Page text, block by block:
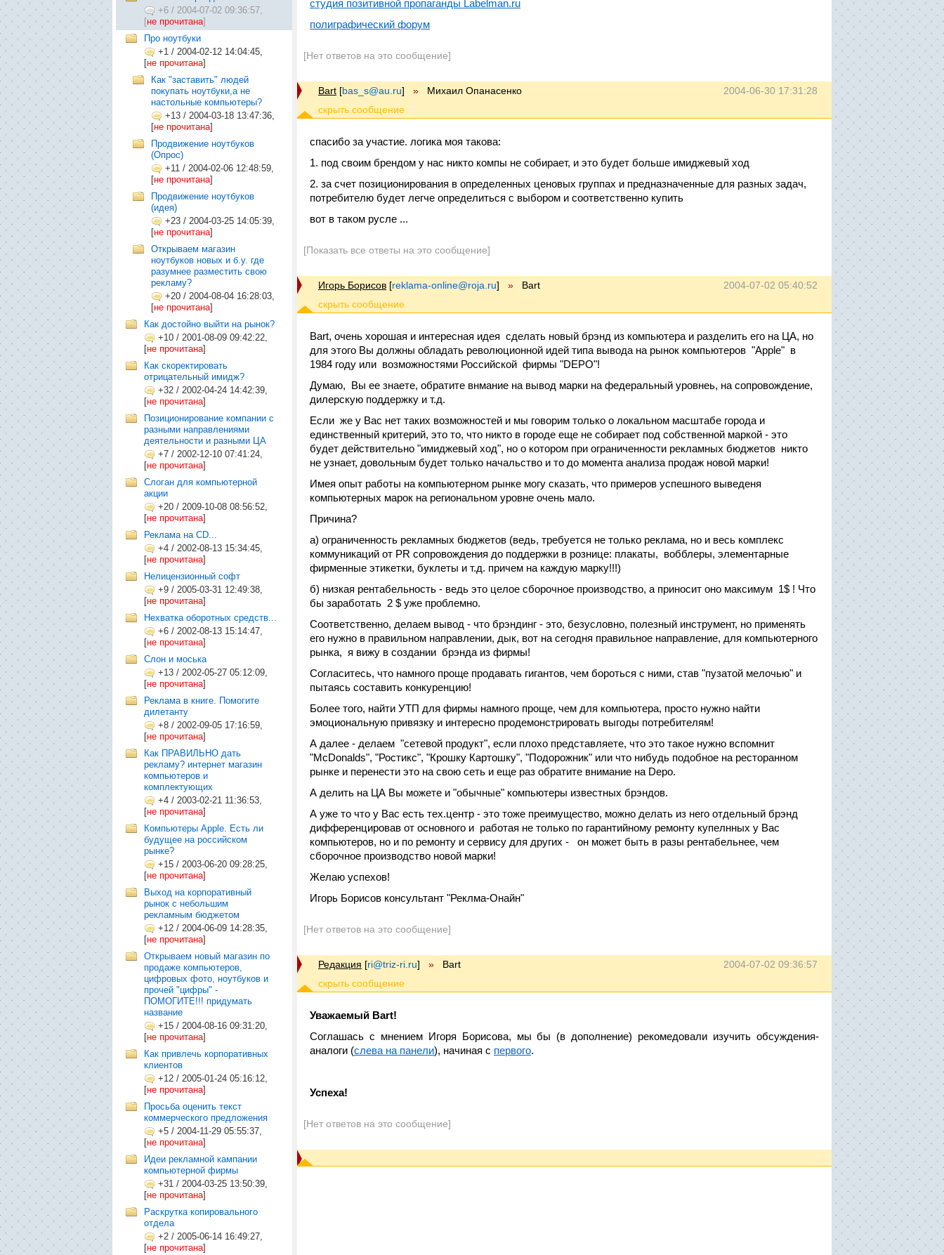
+6 / 2004-07-02 09:36:57,
[не прочитана]
Про ноутбуки
+1 / 2004-02-12 14:04:45,
[не прочитана]
Как "заставить" людей
покупать ноутбуки,а не
настольные компьютеры?
+13 / 2004-03-18 13:47:36,
[не прочитана]
Продвижение ноутбуков
(Опрос)
+11 / 2004-02-06 12:48:59,
[не прочитана]
Продвижение ноутбуков
(идея)
+23 / 2004-03-25 14:05:39,
[не прочитана]
Открываем магазин
ноутбуков новых и б.у. где
разумнее разместить свою
рекламу?
+20 / 2004-08-04 16:28:03,
[не прочитана]
Как достойно выйти на рынок?
+10 / 2001-08-09 09:42:22,
[не прочитана]
Как скоректировать
отрицательный имидж?
+32 / 2002-04-24 14:42:39,
[не прочитана]
Позиционирование компании с
разными направлениями
деятельности и разными ЦА
+7 / 2002-12-10 07:41:24,
[не прочитана]
Слоган для компьютерной
акции
+20 / 2009-10-08 08:56:52,
[не прочитана]
Реклама на CD...
+4 / 2002-08-13 15:34:45,
[не прочитана]
Нелицензионный софт
+9 / 2005-03-31 12:49:38,
[не прочитана]
Нехватка оборотных средств...
+6 / 2002-08-13 15:14:47,
[не прочитана]
Слон и моська
+13 / 2002-05-27 05:12:09,
[не прочитана]
Реклама в книге. Помогите
дилетанту
+8 / 2002-09-05 17:16:59,
[не прочитана]
Как ПРАВИЛЬНО дать
рекламу? интернет магазин
компьютеров и
комплектующих
+4 / 2003-02-21 11:36:53,
[не прочитана]
Компьютеры Apple. Есть ли
будущее на российском
рынке?
+15 / 2003-06-20 09:28:25,
[не прочитана]
Выход на корпоративный
рынок с небольшим
рекламным бюджетом
+12 / 2004-06-09 14:28:35,
[не прочитана]
Открываем новый магазин по
продаже компьютеров,
цифровых фото, ноутбуков и
прочей "цифры" -
ПОМОГИТЕ!!! придумать
название
+15 / 2004-08-16 09:31:20,
[не прочитана]
Как привлечь корпоративных
клиентов
+12 / 2005-01-24 05:16:12,
[не прочитана]
Просьба оценить текст
коммерческого предложения
+5 / 2004-11-29 05:55:37,
[не прочитана]
Идеи рекламной кампании
компьютерной фирмы
+31 / 2004-03-25 13:50:39,
[не прочитана]
Раскрутка копировального
отдела
+2 / 2005-06-14 16:49:27,
[не прочитана]
студия позитивной пропаганды Labelman.ru
полиграфический форум
[Нет ответов на это сообщение]
2004-06-30 17:31:28
Bart [bas_s@au.ru] » Михаил Опанасенко
спасибо за участие. логика моя такова:
1. под своим брендом у нас никто компы не собирает, и это будет больше имиджевый ход
2. за счет позиционирования в определенных ценовых группах и предназначенные для разных задач,
потребителю будет легче определиться с выбором и соответственно купить
вот в таком русле ...
[Показать все ответы на это сообщение]
2004-07-02 05:40:52
Игорь Борисов [reklama-online@roja.ru] » Bart
Bart, очень хорошая и интересная идея сделать новый брэнд из компьютера и разделить его на ЦА, но
для этого Вы должны обладать революционной идей типа вывода на рынок компьютеров "Apple" в
1984 году или возможностями Российской фирмы "DEPO"!
Думаю, Вы ее знаете, обратите внмание на вывод марки на федеральный уровнеь, на сопровождение,
дилерскую поддержку и т.д.
Если же у Вас нет таких возможностей и мы говорим только о локальном масштабе города и
единственный критерий, это то, что никто в городе еще не собирает под собственной маркой - это
будет действительно "имиджевый ход", но о котором при ограниченности рекламных бюджетов никто
не узнает, довольным будет только начальство и то до момента анализа продаж новой марки!
Имея опыт работы на компьютерном рынке могу сказать, что примеров успешного выведеня
компьютерных марок на региональном уровне очень мало.
Причина?
а) ограниченность рекламных бюджетов (ведь, требуется не только реклама, но и весь комплекс
коммуникаций от PR сопровождения до поддержки в рознице: плакаты, вобблеры, элементарные
фирменные этикетки, буклеты и т.д. причем на каждую марку!!!)
б) низкая рентабельность - ведь это целое сборочное производство, а приносит оно максимум 1$ ! Что
бы заработать 2 $ уже проблемно.
Соответственно, делаем вывод - что брэндинг - это, безусловно, полезный инструмент, но применять
его нужно в правильном направлении, дык, вот на сегодня правильное направление, для компьютерного
рынка, я вижу в создании брэнда из фирмы!
Согласитесь, что намного проще продавать гигантов, чем бороться с ними, став "пузатой мелочью" и
пытаясь составить конкуренцию!
Более того, найти УТП для фирмы намного проще, чем для компьютера, просто нужно найти
эмоциональную привязку и интересно продемонстрировать выгоды потребителям!
А далее - делаем "сетевой продукт", если плохо представляете, что это такое нужно вспомнит
"McDonalds", "Ростикс", "Крошку Картошку", "Подорожник" или что нибудь подобное на ресторанном
рынке и перенести это на свою сеть и еще раз обратите внимание на Depo.
А делить на ЦА Вы можете и "обычные" компьютеры известных брэндов.
А уже то что у Вас есть тех.центр - это тоже преимущество, можно делать из него отдельный брэнд
дифференцировав от основного и работая не только по гарантийному ремонту купелнных у Вас
компьютеров, но и по ремонту и сервису для других - он может быть в разы рентабельнее, чем
сборочное производство новой марки!
Желаю успехов!
Игорь Борисов консультант "Реклма-Онайн"
[Нет ответов на это сообщение]
2004-07-02 09:36:57
Редакция [ri@triz-ri.ru] » Bart
Уважаемый Bart!
Соглашась с мнением Игоря Борисова, мы бы (в дополнение) рекомедовали изучить обсуждения-
аналоги (слева на панели), начиная с первого.
Успеха!
[Нет ответов на это сообщение]